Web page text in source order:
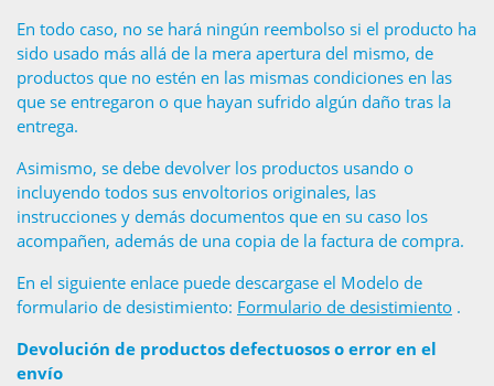
En todo caso, no se hará ningún reembolso si el producto ha
sido usado más allá de la mera apertura del mismo, de
productos que no estén en las mismas condiciones en las
que se entregaron o que hayan sufrido algún daño tras la
entrega.
Asimismo, se debe devolver los productos usando o
incluyendo todos sus envoltorios originales, las
instrucciones y demás documentos que en su caso los
acompañen, además de una copia de la factura de compra.
En el siguiente enlace puede descargase el Modelo de
formulario de desistimiento: Formulario de desistimiento .
Devolución de productos defectuosos o error en el
envío